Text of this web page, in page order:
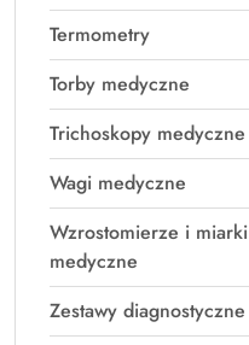
Termometry
Torby medyczne
Trichoskopy medyczne
Wagi medyczne
Wzrostomierze i miarki
medyczne
Zestawy diagnostyczne